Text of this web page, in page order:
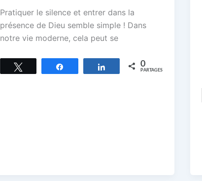
Pratiquer le silence et entrer dans la
présence de Dieu semble simple ! Dans
notre vie moderne, cela peut se
Partagez 0
PARTAGES